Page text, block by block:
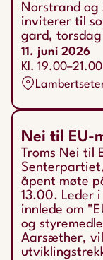
Norstrand og
inviterer til
gard, torsdag
11. juni 2026
Kl. 19.00–21.00
Nei til EU-
Troms Nei til
åpent møte
13.00. Leder i
innlede om
og
Aarsæther, vil